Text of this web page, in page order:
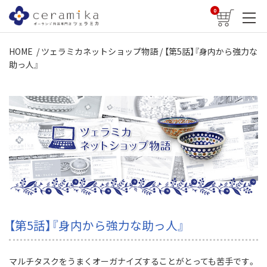
0
HOME /ツェラミカネットショップ物語/ 【第5話】『身内から強力な
助っ人』
【第5話】『身内から強力な助っ人』
マルチタスクをうまくオーガナイズすることがとっても苦手です。